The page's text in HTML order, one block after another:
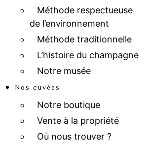
Méthode respectueuse
de l’environnement
Méthode traditionnelle
L’histoire du champagne
Notre musée
Nos cuvées
Notre boutique
Vente à la propriété
Où nous trouver ?